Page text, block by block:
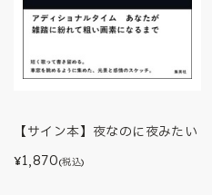
【サイン本】夜なのに夜みたい
¥1,870(税込)